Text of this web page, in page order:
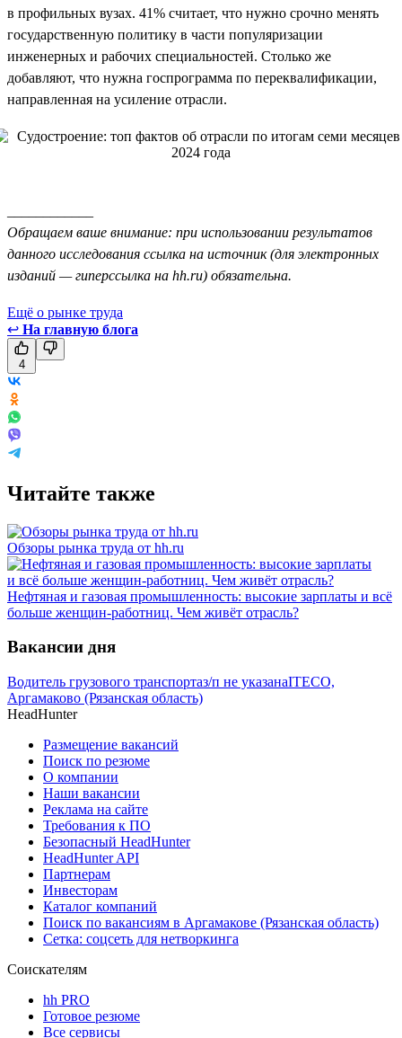
в профильных вузах. 41% считает, что нужно срочно менять
государственную политику в части популяризации
инженерных и рабочих специальностей. Столько же
добавляют, что нужна госпрограмма по переквалификации,
направленная на усиление отрасли.
Обращаем ваше внимание: при использовании результатов
данного исследования ссылка на источник (для электронных
изданий — гиперссылка на hh.ru) обязательна.
Ещё о рынке труда
↩ На главную блога
4
Читайте также
Обзоры рынка труда от hh.ru
Нефтяная и газовая промышленность: высокие зарплаты и всё
больше женщин-работниц. Чем живёт отрасль?
Вакансии дня
Водитель грузового транспортаз/п не указанаITECO,
Аргамаково (Рязанская область)
HeadHunter
Размещение вакансий
Поиск по резюме
О компании
Наши вакансии
Реклама на сайте
Требования к ПО
Безопасный HeadHunter
HeadHunter API
Партнерам
Инвесторам
Каталог компаний
Поиск по вакансиям в Аргамакове (Рязанская область)
Сетка: соцсеть для нетворкинга
Соискателям
hh PRO
Готовое резюме
Все сервисы